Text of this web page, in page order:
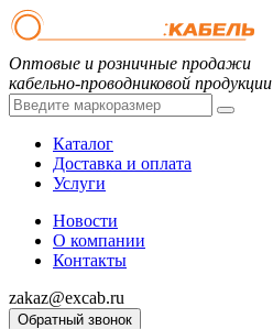
Оптовые и розничные продажи
кабельно-проводниковой продукции
Каталог
Доставка и оплата
Услуги
Новости
О компании
Контакты
zakaz@excab.ru
Обратный звонок